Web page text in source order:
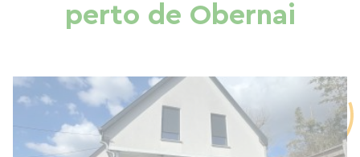
perto de Obernai